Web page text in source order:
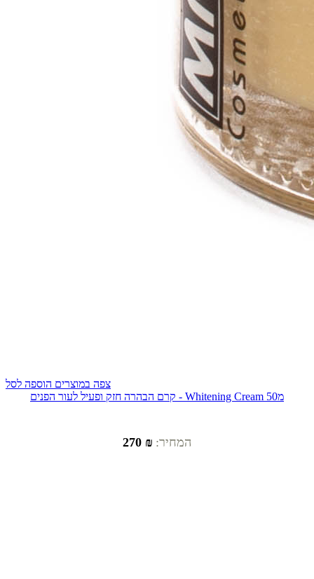
צפה במוצרים הוספה לסל
קרם הבהרה חזק ופעיל לעור הפנים - Whitening Cream 50מ
המחיר: ₪ 270